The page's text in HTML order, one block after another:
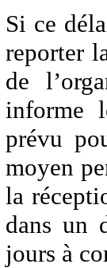
Si ce
reporter
de
informe
prévu
moyen
la
dans un
jours à